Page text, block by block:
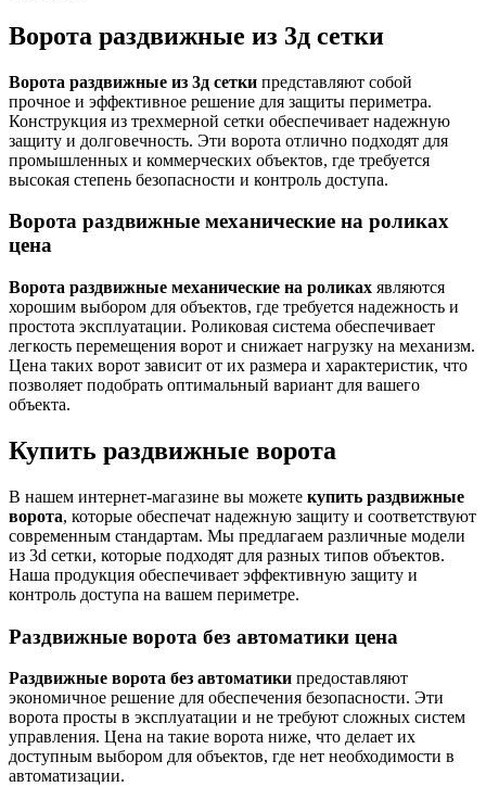
Ворота раздвижные из 3д сетки
Ворота раздвижные из 3д сетки представляют собой
прочное и эффективное решение для защиты периметра.
Конструкция из трехмерной сетки обеспечивает надежную
защиту и долговечность. Эти ворота отлично подходят для
промышленных и коммерческих объектов, где требуется
высокая степень безопасности и контроль доступа.
Ворота раздвижные механические на роликах
цена
Ворота раздвижные механические на роликах являются
хорошим выбором для объектов, где требуется надежность и
простота эксплуатации. Роликовая система обеспечивает
легкость перемещения ворот и снижает нагрузку на механизм.
Цена таких ворот зависит от их размера и характеристик, что
позволяет подобрать оптимальный вариант для вашего
объекта.
Купить раздвижные ворота
В нашем интернет-магазине вы можете купить раздвижные
ворота, которые обеспечат надежную защиту и соответствуют
современным стандартам. Мы предлагаем различные модели
из 3d сетки, которые подходят для разных типов объектов.
Наша продукция обеспечивает эффективную защиту и
контроль доступа на вашем периметре.
Раздвижные ворота без автоматики цена
Раздвижные ворота без автоматики предоставляют
экономичное решение для обеспечения безопасности. Эти
ворота просты в эксплуатации и не требуют сложных систем
управления. Цена на такие ворота ниже, что делает их
доступным выбором для объектов, где нет необходимости в
автоматизации.